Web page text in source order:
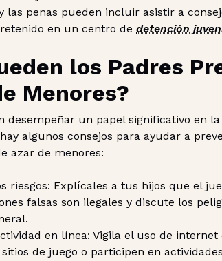
las penas pueden incluir asistir a
en un centro de detención
los Padres
Menores?
desempeñar un papel significativo en
algunos consejos para ayudar a
azar de menores:
riesgos: Explícales a tus hijos que el
falsas son ilegales y discute los
en línea: Vigila el uso de
de juego o participen en